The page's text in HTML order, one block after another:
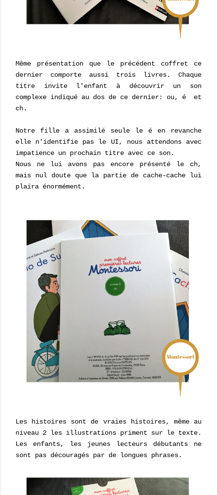
Même présentation que le précédent coffret ce
dernier comporte aussi trois livres. Chaque
titre invite l'enfant à découvrir un son
complexe indiqué au dos de ce dernier: ou, é et
ch.
Notre fille a assimilé seule le é en revanche
elle n'identifie pas le UI, nous attendons avec
impatience un prochain titre avec ce son.
Nous ne lui avons pas encore présenté le ch,
mais nul doute que la partie de cache-cache lui
plaira énormément.
Les histoires sont de vraies histoires, même au
niveau 2 les illustrations priment sur le texte.
Les enfants, les jeunes lecteurs débutants ne
sont pas découragés par de longues phrases.